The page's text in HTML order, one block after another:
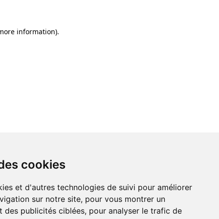
cookies
et d'autres technologies de suivi pour améliorer
sur notre site, pour vous montrer un
des publicités ciblées, pour analyser le trafic de
information).